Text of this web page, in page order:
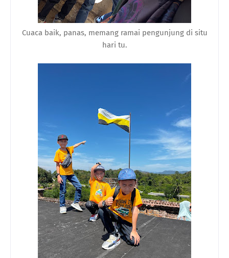
Cuaca baik, panas, memang ramai pengunjung di situ
hari tu.